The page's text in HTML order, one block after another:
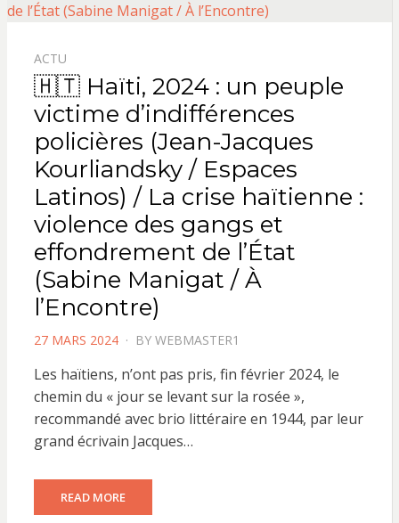
ACTU
🇭🇹 Haïti, 2024 : un peuple
victime d’indifférences
policières (Jean-Jacques
Kourliandsky / Espaces
Latinos) / La crise haïtienne :
violence des gangs et
effondrement de l’État
(Sabine Manigat / À
l’Encontre)
POSTED
27 MARS 2024 BY WEBMASTER1
Les haïtiens, n’ont pas pris, fin février 2024, le
chemin du « jour se levant sur la rosée »,
recommandé avec brio littéraire en 1944, par leur
grand écrivain Jacques…
READ MORE